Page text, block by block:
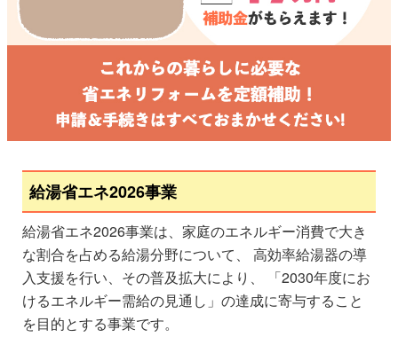
給湯省エネ2026事業
給湯省エネ2026事業は、家庭のエネルギー消費で大き
な割合を占める給湯分野について、 高効率給湯器の導
入支援を行い、その普及拡大により、 「2030年度にお
けるエネルギー需給の見通し」の達成に寄与すること
を目的とする事業です。